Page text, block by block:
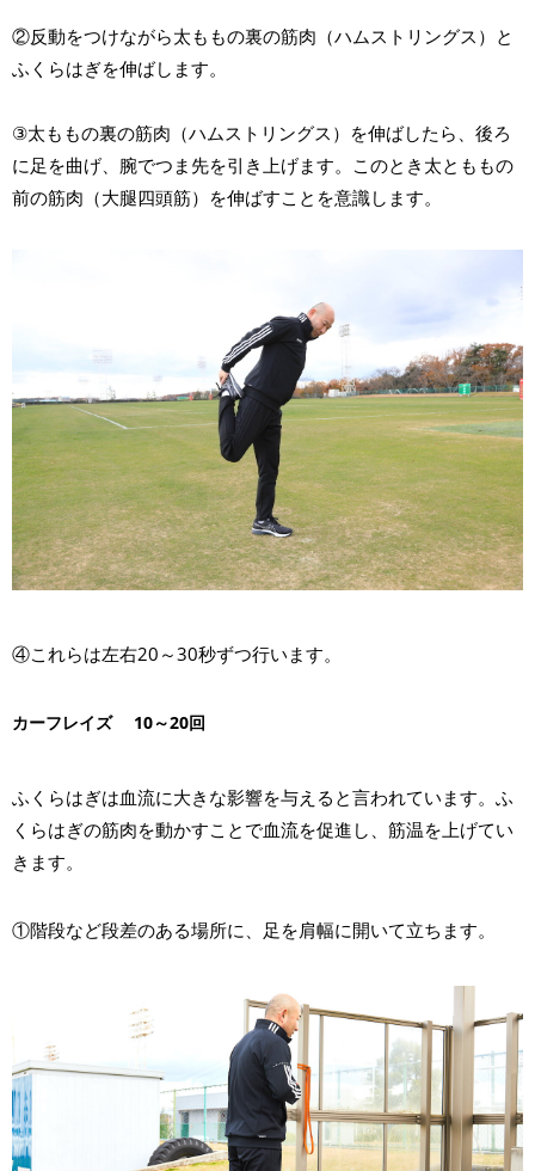
②反動をつけながら太ももの裏の筋肉（ハムストリングス）と
ふくらはぎを伸ばします。
③太ももの裏の筋肉（ハムストリングス）を伸ばしたら、後ろ
に足を曲げ、腕でつま先を引き上げます。このとき太とももの
前の筋肉（大腿四頭筋）を伸ばすことを意識します。
④これらは左右20～30秒ずつ行います。
カーフレイズ 10～20回
ふくらはぎは血流に大きな影響を与えると言われています。ふ
くらはぎの筋肉を動かすことで血流を促進し、筋温を上げてい
きます。
①階段など段差のある場所に、足を肩幅に開いて立ちます。